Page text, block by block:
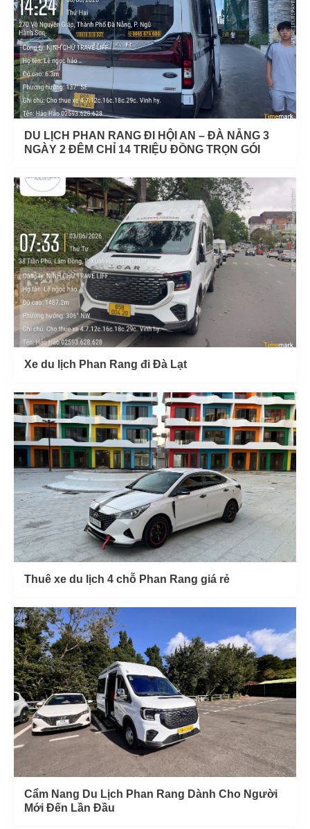
DU LỊCH PHAN RANG ĐI HỘI AN – ĐÀ NẴNG 3
NGÀY 2 ĐÊM CHỈ 14 TRIỆU ĐỒNG TRỌN GÓI
Xe du lịch Phan Rang đi Đà Lạt
Thuê xe du lịch 4 chỗ Phan Rang giá rẻ
Cẩm Nang Du Lịch Phan Rang Dành Cho Người
Mới Đến Lần Đầu